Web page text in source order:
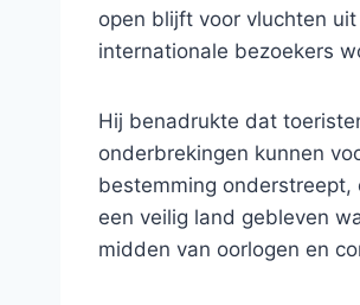
open blijft voor vluchten
internationale bezoekers
Hij benadrukte dat
onderbrekingen kunnen
bestemming onderstreept,
een veilig land gebleven
midden van oorlogen en